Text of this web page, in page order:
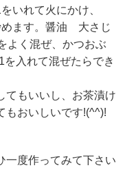
いれて火にかけ、
ます。醤油 大さじ
よく混ぜ、かつおぶ
入れて混ぜたらでき
てもいいし、お茶漬け
もおいしいです!(^^)!
一度作ってみて下さい